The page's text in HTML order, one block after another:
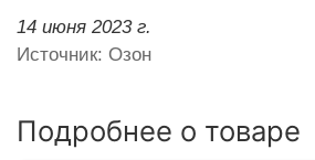
14 июня 2023 г.
Источник: Озон
Подробнее о товаре